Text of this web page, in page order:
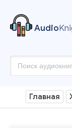
Audio
Главная